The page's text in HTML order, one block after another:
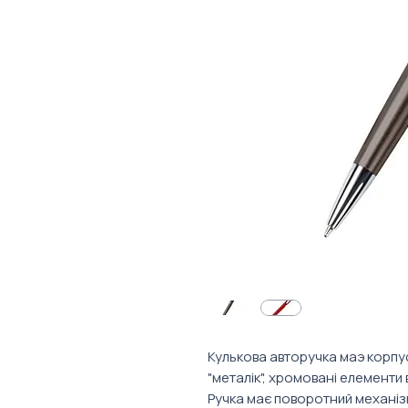
Кулькова авторучка маэ
"металік", хромовані елементи
Ручка має поворотний